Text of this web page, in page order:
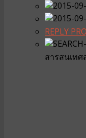
REPLY
สารสนเทศ